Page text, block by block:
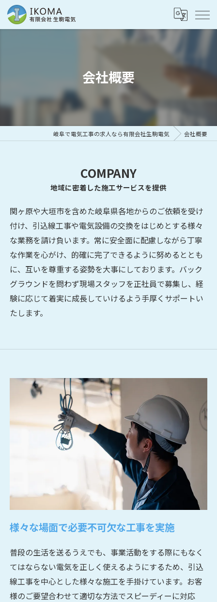
会社概要
岐阜で電気工事の求人なら有限会社生駒電気 会社概要
地域に密着した施工サービスを提供
COMPANY
関ヶ原や大垣市を含めた岐阜県各地からのご依頼を受け
付け、引込線工事や電気設備の交換をはじめとする様々
な業務を請け負います。常に安全面に配慮しながら丁寧
な作業を心がけ、的確に完了できるように努めるととも
に、互いを尊重する姿勢を大事にしております。バック
グラウンドを問わず現場スタッフを正社員で募集し、経
験に応じて着実に成長していけるよう手厚くサポートい
たします。
様々な場面で必要不可欠な工事を実施
普段の生活を送るうえでも、事業活動をする際にもなく
てはならない電気を正しく使えるようにするため、引込
線工事を中心とした様々な施工を手掛けています。お客
様のご要望合わせて適切な方法でスピーディーに対応